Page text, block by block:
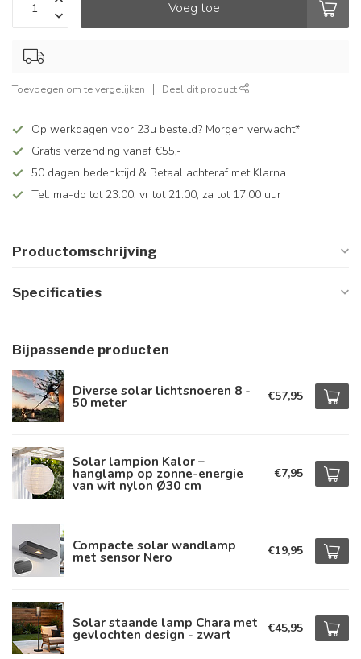
Voeg toe
Toevoegen om te vergelijken Deel dit product
Op werkdagen voor 23u besteld? Morgen verwacht*
Gratis verzending vanaf €55,-
50 dagen bedenktijd & Betaal achteraf met Klarna
Tel: ma-do tot 23.00, vr tot 21.00, za tot 17.00 uur
Productomschrijving
Specificaties
Bijpassende producten
Diverse solar lichtsnoeren 8 -
50 meter €57,95
Solar lampion Kalor –
hanglamp op zonne-energie
van wit nylon Ø30 cm
€7,95
Compacte solar wandlamp
met sensor Nero €19,95
Solar staande lamp Chara met
gevlochten design - zwart €45,95